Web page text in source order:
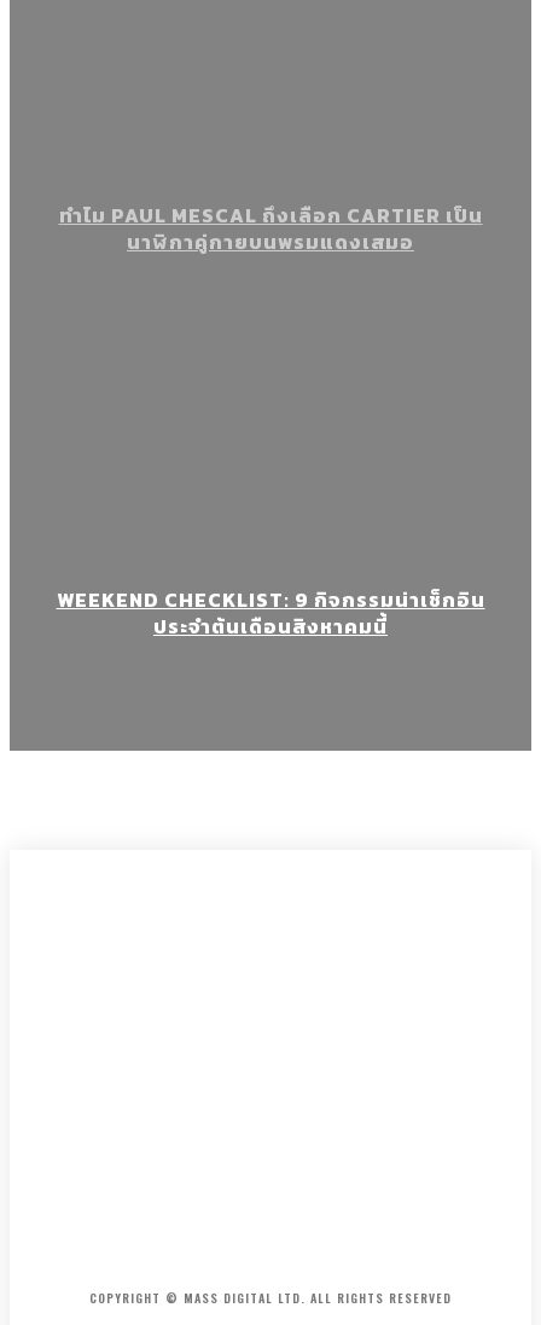
ทำไม PAUL MESCAL ถึงเลือก CARTIER เป็น
นาฬิกาคู่กายบนพรมแดงเสมอ
WEEKEND CHECKLIST: 9 กิจกรรมน่าเช็กอิน
ประจำต้นเดือนสิงหาคมนี้
COPYRIGHT © MASS DIGITAL LTD. ALL RIGHTS RESERVED